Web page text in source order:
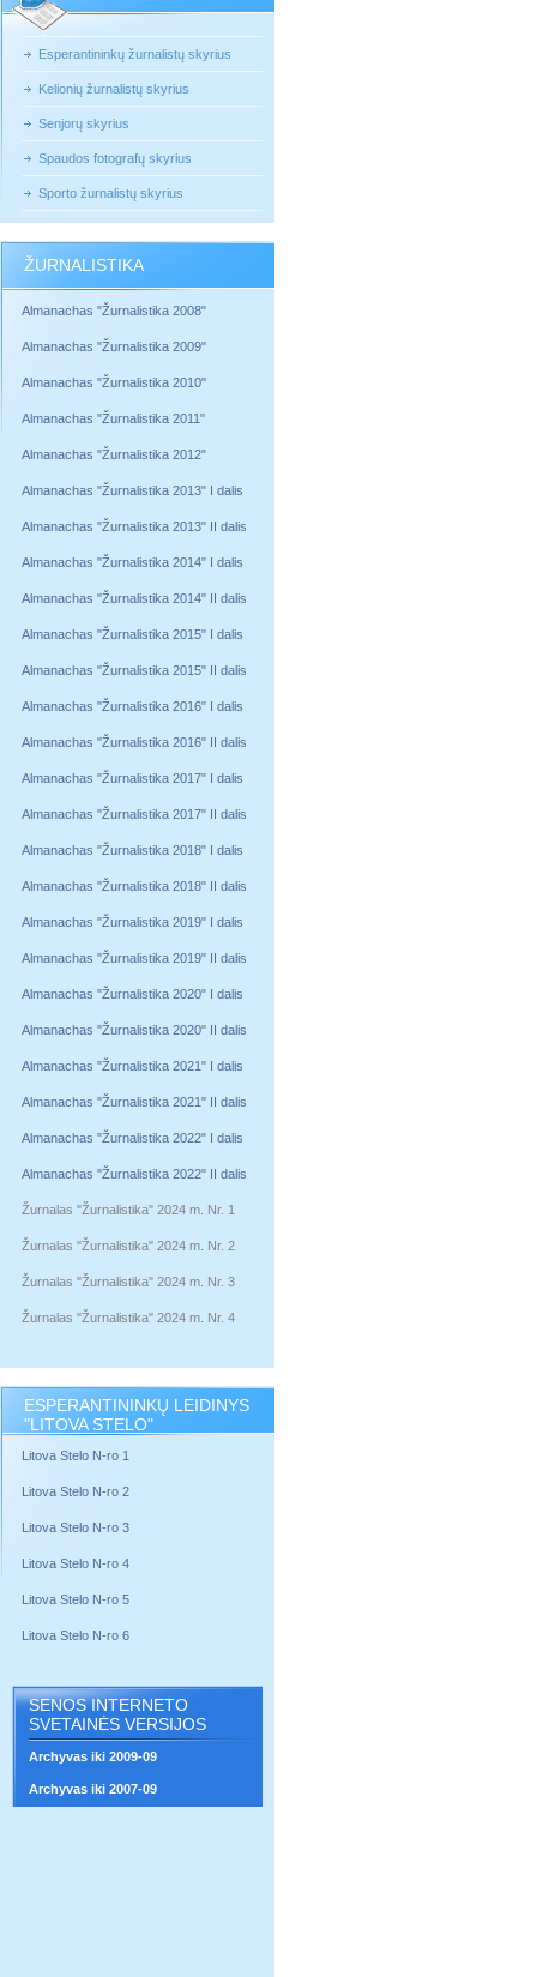
Esperantininkų žurnalistų skyrius
Kelionių žurnalistų skyrius
Senjorų skyrius
Spaudos fotografų skyrius
Sporto žurnalistų skyrius
ŽURNALISTIKA
Almanachas "Žurnalistika 2008"
Almanachas "Žurnalistika 2009"
Almanachas "Žurnalistika 2010"
Almanachas "Žurnalistika 2011"
Almanachas "Žurnalistika 2012"
Almanachas "Žurnalistika 2013" I dalis
Almanachas "Žurnalistika 2013" II dalis
Almanachas "Žurnalistika 2014" I dalis
Almanachas "Žurnalistika 2014" II dalis
Almanachas "Žurnalistika 2015" I dalis
Almanachas "Žurnalistika 2015" II dalis
Almanachas "Žurnalistika 2016" I dalis
Almanachas "Žurnalistika 2016" II dalis
Almanachas "Žurnalistika 2017" I dalis
Almanachas "Žurnalistika 2017" II dalis
Almanachas "Žurnalistika 2018" I dalis
Almanachas "Žurnalistika 2018" II dalis
Almanachas "Žurnalistika 2019" I dalis
Almanachas "Žurnalistika 2019" II dalis
Almanachas "Žurnalistika 2020" I dalis
Almanachas "Žurnalistika 2020" II dalis
Almanachas "Žurnalistika 2021" I dalis
Almanachas "Žurnalistika 2021" II dalis
Almanachas "Žurnalistika 2022" I dalis
Almanachas "Žurnalistika 2022" II dalis
Žurnalas "Žurnalistika" 2024 m. Nr. 1
Žurnalas "Žurnalistika" 2024 m. Nr. 2
Žurnalas "Žurnalistika" 2024 m. Nr. 3
Žurnalas "Žurnalistika" 2024 m. Nr. 4
ESPERANTININKŲ LEIDINYS
"LITOVA STELO"
Litova Stelo N-ro 1
Litova Stelo N-ro 2
Litova Stelo N-ro 3
Litova Stelo N-ro 4
Litova Stelo N-ro 5
Litova Stelo N-ro 6
SENOS INTERNETO
SVETAINĖS VERSIJOS
Archyvas iki 2009-09
Archyvas iki 2007-09